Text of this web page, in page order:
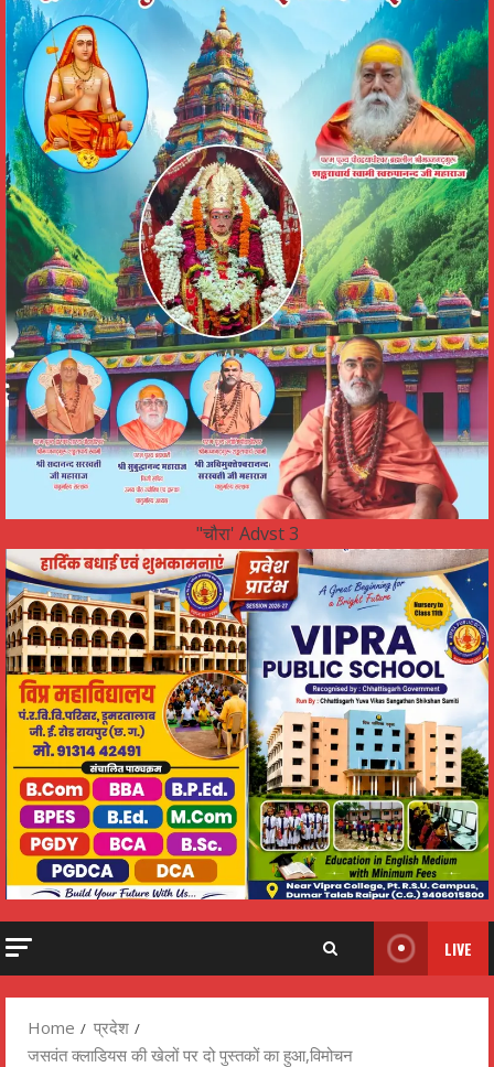
"चौरा' Advst 3
LIVE
Home
प्रदेश
जसवंत क्लाडियस की खेलों पर दो पुस्तकों का हुआ,विमोचन